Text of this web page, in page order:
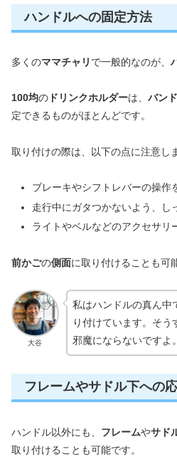
ハンドルへの固定方法
多くのママチャリ で一般的なのが、
100均の ドリンクホルダーは、 バン
定できるものがほとんどです。
取り付けの際は、以下の点に注意し
ブレーキやシフトレバーの操作
走行中にガタつかないよう、し
ライトやベルなどのアクセサリ
前かごの側面に取り付けることも可
大谷
私はハンドルの真ん中
り付けています。そう
邪魔にならないですよ。
フレームやサドル下への
ハンドル以外にも、 フレームやサド
取り付けることも可能です。